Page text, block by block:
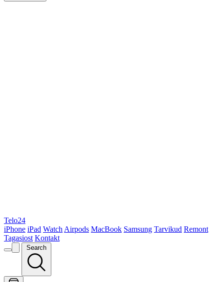
Telo24
iPhone iPad Watch Airpods MacBook Samsung Tarvikud Remont
Tagasiost Kontakt
Search